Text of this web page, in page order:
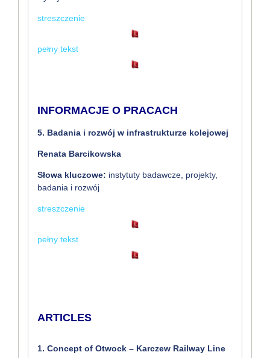
streszczenie
pełny tekst
INFORMACJE O PRACACH
5. Badania i rozwój w infrastrukturze kolejowej
Renata Barcikowska
Słowa kluczowe: instytuty badawcze, projekty,
badania i rozwój
streszczenie
pełny tekst
ARTICLES
1. Concept of Otwock – Karczew Railway Line